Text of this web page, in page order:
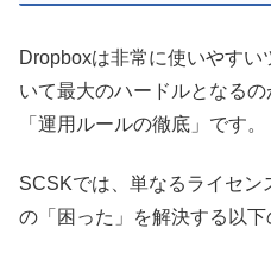
Dropboxは非常に使いやす
いて最大のハードルとなるの
「運用ルールの徹底」です。
SCSKでは、単なるライセン
の「困った」を解決する以下